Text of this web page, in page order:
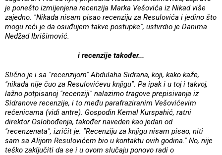
je ponešto izmijenjena recenzija Marka Vešovića iz Nikad više
zajedno. "Nikada nisam pisao recenziju za Resulovića i jedino što
mogu reći je da osuđujem takve postupke", ustvrdio je Danima
Nedžad Ibrišimović.
i recenzije također...
Slično je i sa "recenzijom" Abdulaha Sidrana, koji, kako kaže,
"nikada nije čuo za Resulovićevu knjigu". Pa ipak i u toj i takvoj,
lažno potpisanoj "recenziji" nalazimo tragove prepisivanja iz
Sidranove recenzije, i to među parafraziranim Vešovićevim
rečenicama (vidi antre). Gospodin Kemal Kurspahić, ratni
direktor Oslobođenja, također naveden kao jedan od
"recenzenata", izričit je: "Recenziju za knjigu nisam pisao, niti
sam sa Alijom Resulovićem bio u kontaktu ovih godina." No, nije
teško zaključiti da se i u ovom slučaju ponovo radi o